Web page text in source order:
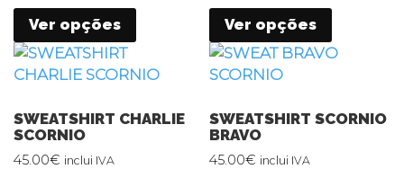
Ver opções Ver opções
SWEATSHIRT CHARLIE
SCORNIO
45.00€ inclui IVA
SWEATSHIRT SCORNIO
BRAVO
45.00€ inclui IVA